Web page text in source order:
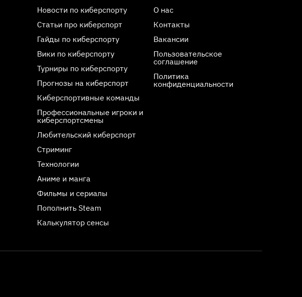
Новости по киберспорту
Статьи про киберспорт
Гайды по киберспорту
Вики по киберспорту
Турниры по киберспорту
Прогнозы на киберспорт
Киберспортивные команды
Профессиональные игроки и
киберспортсмены
Любительский киберспорт
Стриминг
Технологии
Аниме и манга
Фильмы и сериалы
Пополнить Steam
Калькулятор сенсы
О нас
Контакты
Вакансии
Пользовательское
соглашение
Политика
конфиденциальности